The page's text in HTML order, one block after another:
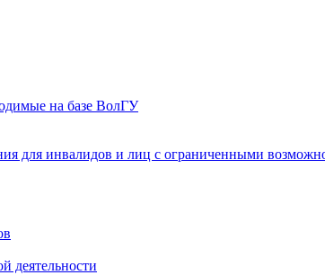
на базе ВолГУ
для инвалидов и лиц с ограниченными
деятельности